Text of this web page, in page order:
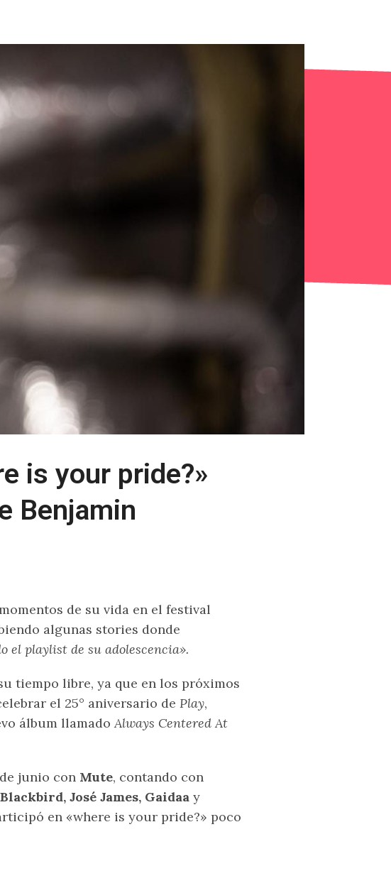
is your pride?»
Benjamin
de su vida en el festival
algunas stories donde
el playlist de su adolescencia».
tiempo libre, ya que en los próximos
el 25° aniversario de Play,
álbum llamadoAlways Centered At
junio con Mute, contando con
José James, Gaidaa y
en «where is your pride?» poco